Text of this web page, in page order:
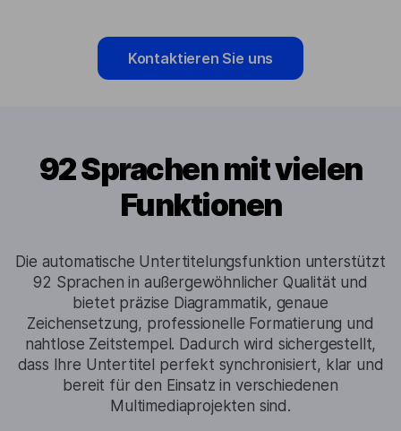
Kontaktieren Sie uns
92 Sprachen mit vielen
Funktionen
Die automatische Untertitelungsfunktion unterstützt
92 Sprachen in außergewöhnlicher Qualität und
bietet präzise Diagrammatik, genaue
Zeichensetzung, professionelle Formatierung und
nahtlose Zeitstempel. Dadurch wird sichergestellt,
dass Ihre Untertitel perfekt synchronisiert, klar und
bereit für den Einsatz in verschiedenen
Multimediaprojekten sind.